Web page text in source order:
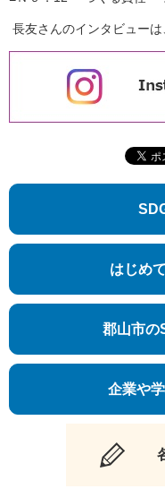
長友さんのインタビュー
はじめ
郡山市の
企業や